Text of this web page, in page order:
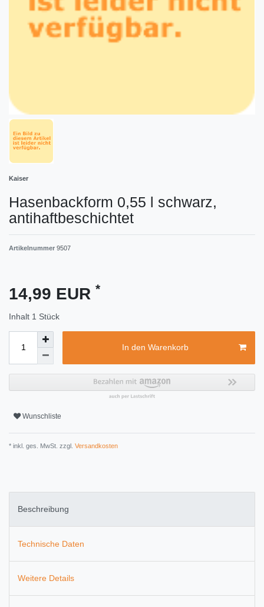
Kaiser
Hasenbackform 0,55 l schwarz,
antihaftbeschichtet
Artikelnummer 9507
14,99 EUR *
Inhalt 1 Stück
In den Warenkorb
Wunschliste
* inkl. ges. MwSt. zzgl. Versandkosten
Beschreibung
Technische Daten
Weitere Details